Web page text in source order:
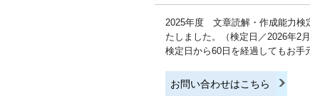
2025年度 文章読解・作成能力検
たしました。（検定日／2026年2月
検定日から60日を経過してもお手
お問い合わせはこちら